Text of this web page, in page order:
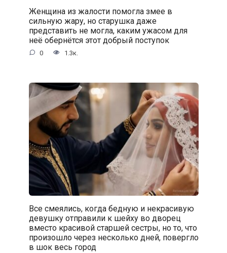
Женщина из жалости помогла змее в
сильную жару, но старушка даже
представить не могла, каким ужасом для
неё обернётся этот добрый поступок
0 1.3к.
Все смеялись, когда бедную и некрасивую
девушку отправили к шейху во дворец
вместо красивой старшей сестры, но то, что
произошло через несколько дней, повергло
в шок весь город